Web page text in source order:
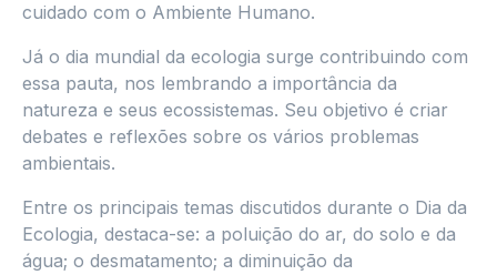
cuidado com o Ambiente Humano.
Já o dia mundial da ecologia surge contribuindo com
essa pauta, nos lembrando a importância da
natureza e seus ecossistemas. Seu objetivo é criar
debates e reflexões sobre os vários problemas
ambientais.
Entre os principais temas discutidos durante o Dia da
Ecologia, destaca-se: a poluição do ar, do solo e da
água; o desmatamento; a diminuição da